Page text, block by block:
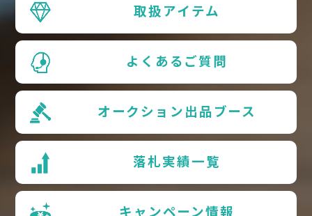
取扱アイテム
よくあるご質問
オークション出品ブース
落札実績一覧
キャンペーン情報